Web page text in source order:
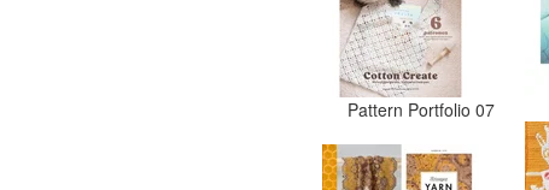
Pattern Portfolio 07